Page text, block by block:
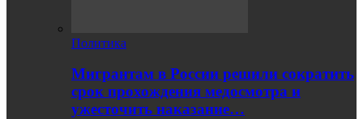
Политика
Мигрантам в России решили сократить
срок прохождения медосмотра и
ужесточить наказание…